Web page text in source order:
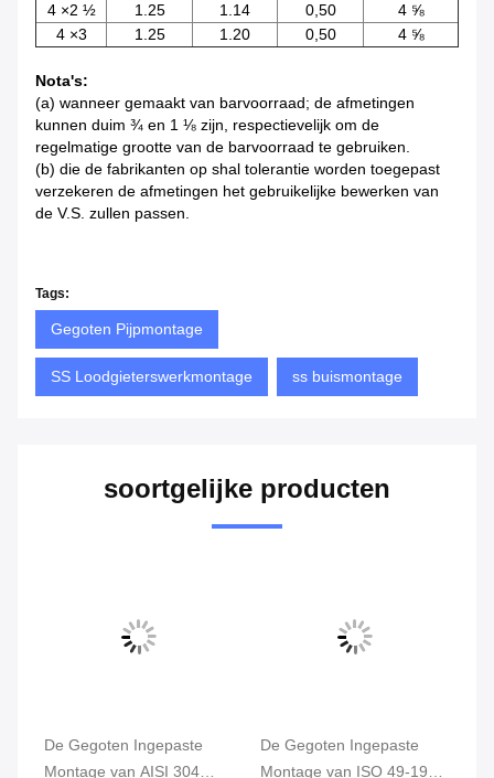
4 ×2 ½
1.25 1.14 0,50
4 ⅝
4 ×3
1.25 1.20 0,50 4 ⅝
Nota's:
(a) wanneer gemaakt van barvoorraad; de afmetingen
kunnen duim ¾ en 1 ⅛ zijn, respectievelijk om de
regelmatige grootte van de barvoorraad te gebruiken.
(b) die de fabrikanten op shal tolerantie worden toegepast
verzekeren de afmetingen het gebruikelijke bewerken van
de V.S. zullen passen.
Tags:
Gegoten Pijpmontage
SS Loodgieterswerkmontage ss buismontage
soortgelijke producten
De Gegoten Ingepaste
Montage van AISI 304
De Gegoten Ingepaste
Montage van ISO 49-1994